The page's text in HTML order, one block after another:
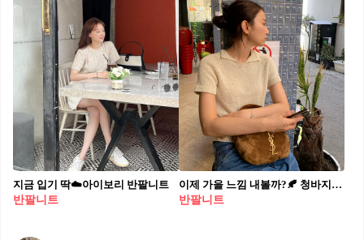
지금 입기 딱☁️아이보리 반팔니트
반팔니트
이제 가을 느낌 내볼까?🍂 청바지와 니트 톱으로 출근룩까지 완벽하게 매치해 보세요💁🏻‍♀️🤎
반팔니트